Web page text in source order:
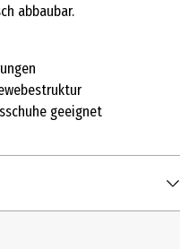
abbaubar.
geeignet